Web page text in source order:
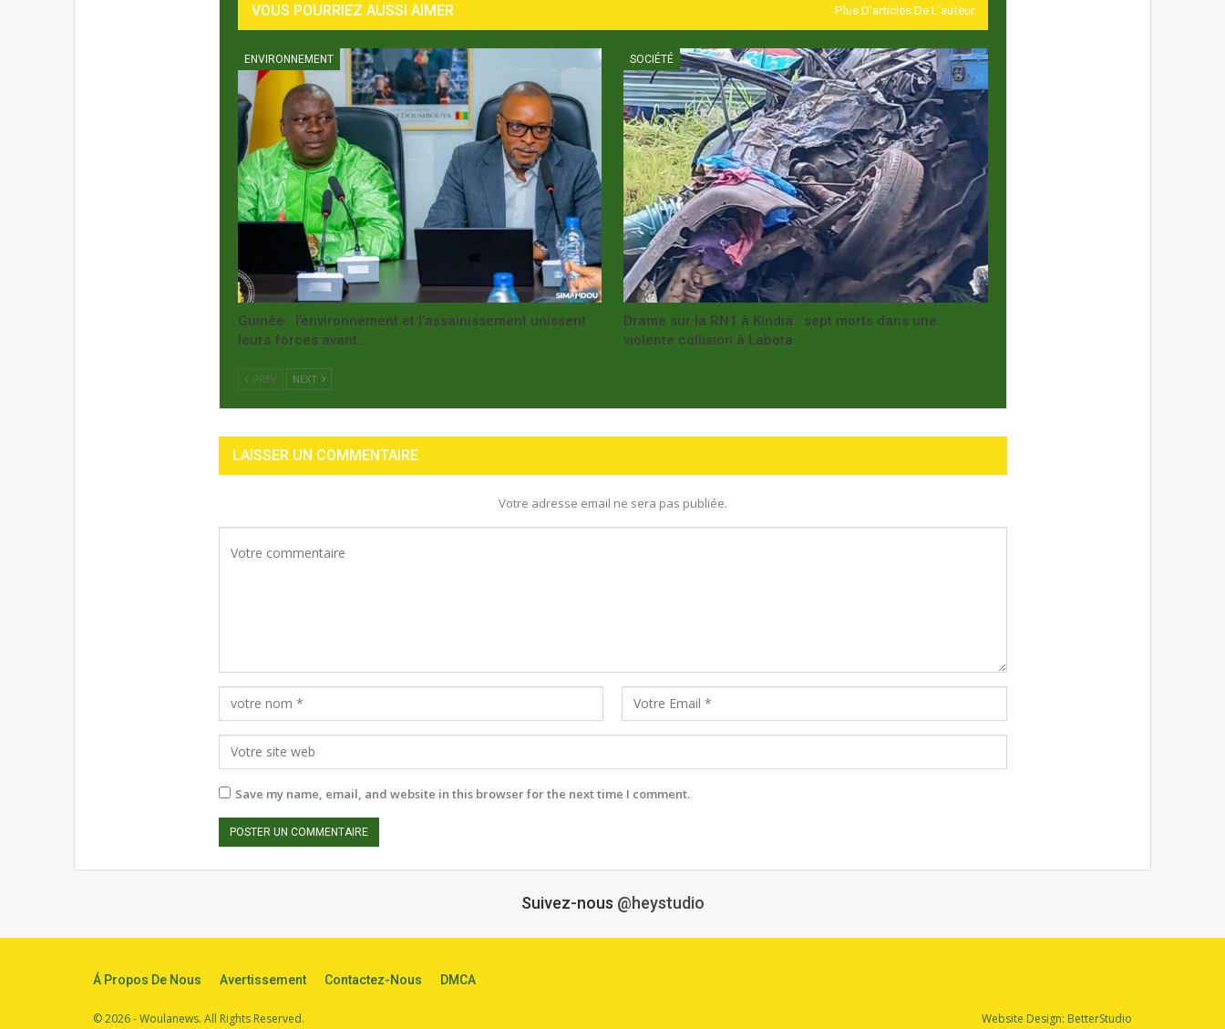
VOUS POURRIEZ AUSSI AIMER Plus D'articles De L'auteur
ENVIRONNEMENT
Guinée : l’environnement et l’assainissement unissent
leurs forces avant…
SOCIÉTÉ
Drame sur la RN1 à Kindia : sept morts dans une
violente collision à Labota
PREV NEXT
LAISSER UN COMMENTAIRE
Votre adresse email ne sera pas publiée.
Save my name, email, and website in this browser for the next time I comment.
Suivez-nous @heystudio
Á Propos De Nous Avertissement Contactez-Nous DMCA
© 2026 - Woulanews. All Rights Reserved. Website Design: BetterStudio